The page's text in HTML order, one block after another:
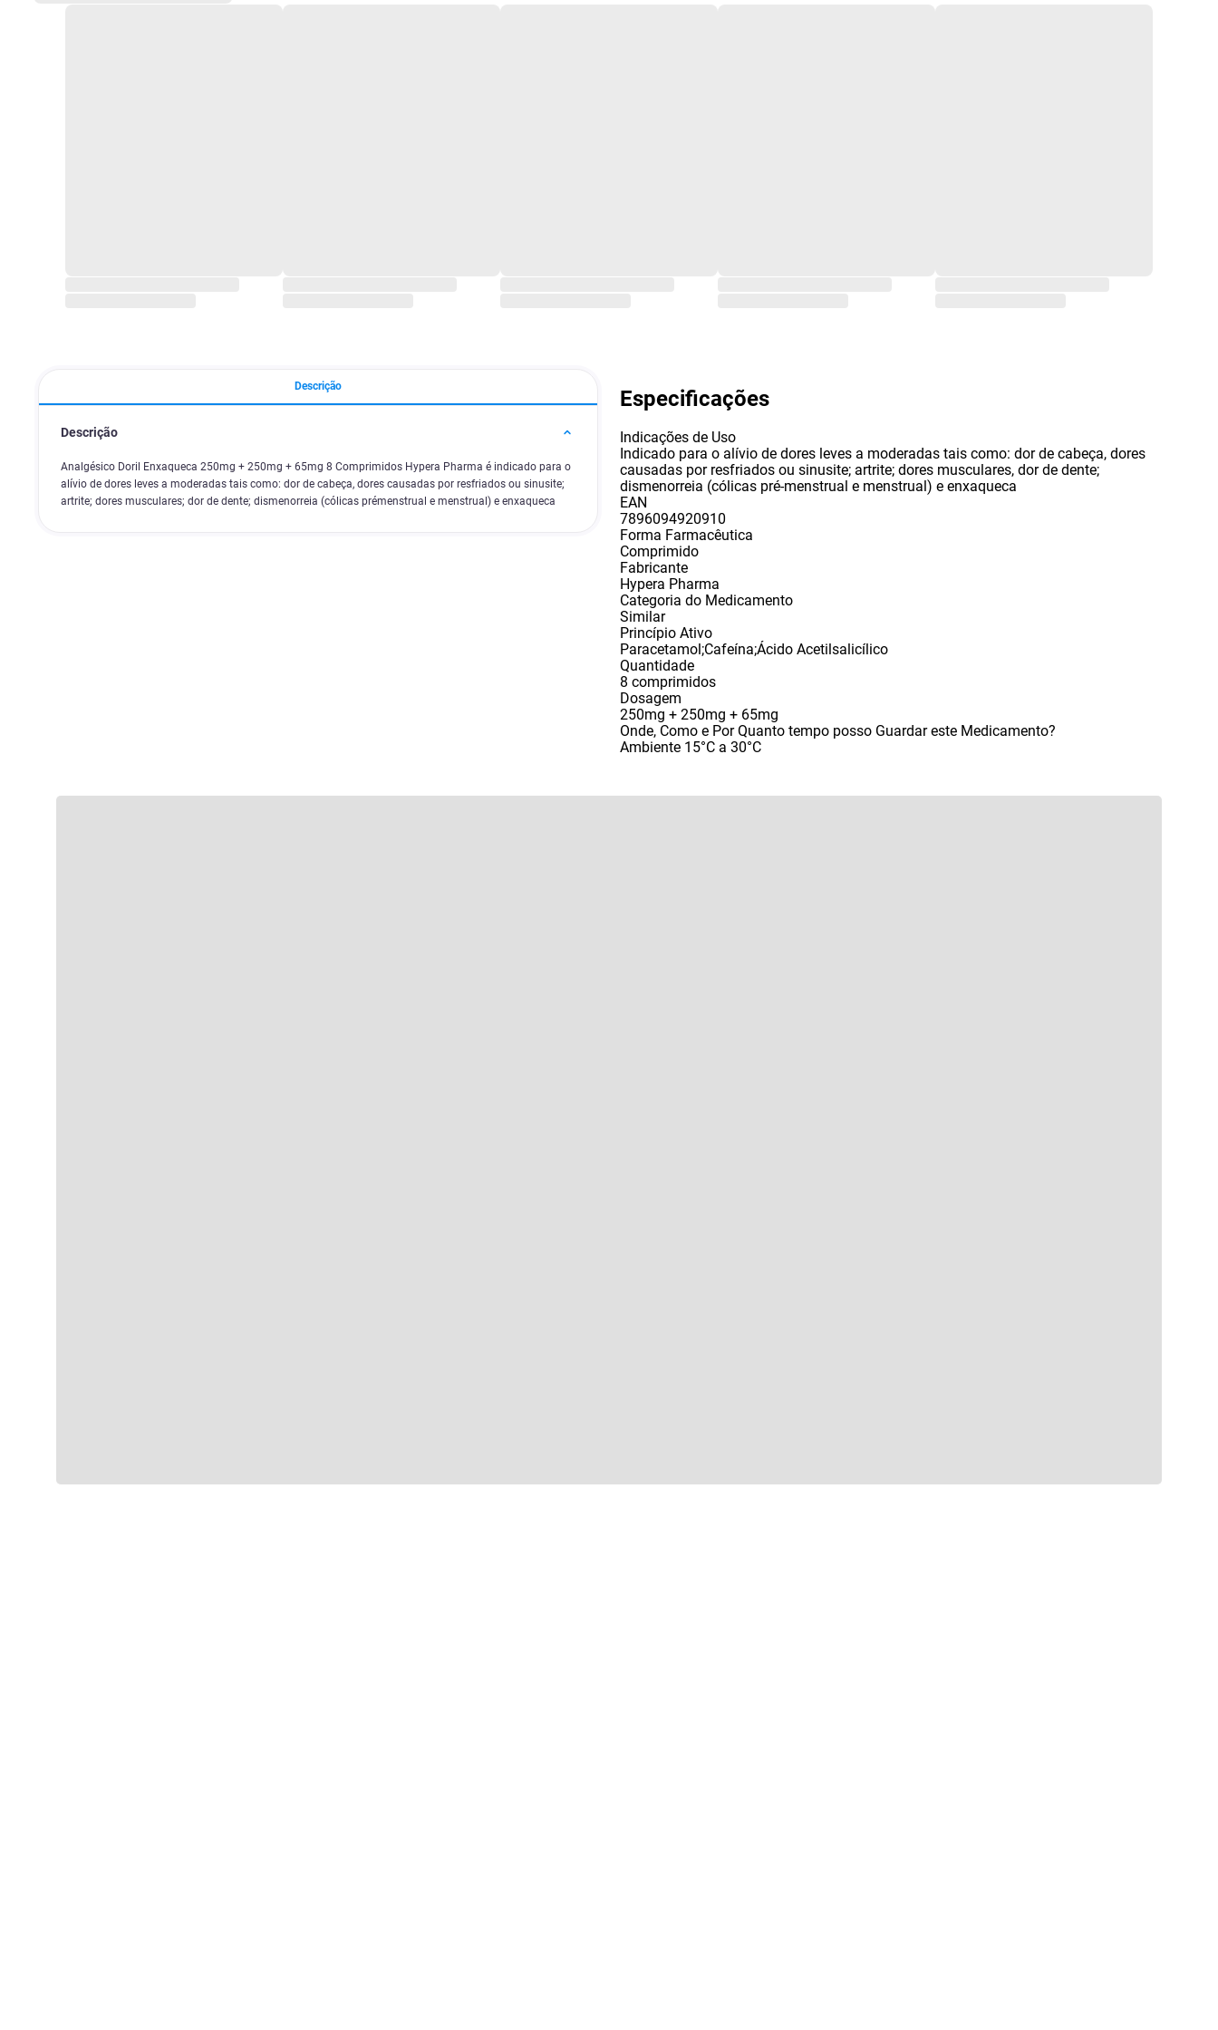
Descrição
Descrição
Analgésico Doril Enxaqueca 250mg + 250mg + 65mg 8 Comprimidos Hypera Pharma é indicado para o
alívio de dores leves a moderadas tais como: dor de cabeça, dores causadas por resfriados ou sinusite;
artrite; dores musculares; dor de dente; dismenorreia (cólicas prémenstrual e menstrual) e enxaqueca
Especificações
Indicações de Uso
Indicado para o alívio de dores leves a moderadas tais como: dor de cabeça, dores
causadas por resfriados ou sinusite; artrite; dores musculares, dor de dente;
dismenorreia (cólicas pré-menstrual e menstrual) e enxaqueca
EAN
7896094920910
Forma Farmacêutica
Comprimido
Fabricante
Hypera Pharma
Categoria do Medicamento
Similar
Princípio Ativo
Paracetamol;Cafeína;Ácido Acetilsalicílico
Quantidade
8 comprimidos
Dosagem
250mg + 250mg + 65mg
Onde, Como e Por Quanto tempo posso Guardar este Medicamento?
Ambiente 15°C a 30°C